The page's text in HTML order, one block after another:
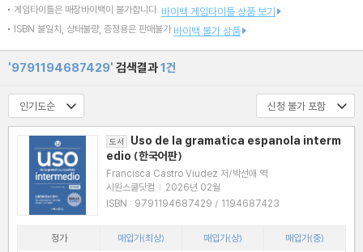
게임타이틀은 매장바이백이 불가합니다. 바이백 게임타이틀 상품 보기
ISBN 불일치, 상태불량, 증정용은 판매불가 바이백 불가 상품
'9791194687429' 검색결과1건
도서
Uso de la gramatica espanola interm
edio (한국어판)
Francisca Castro Viudez 저/박선애 역
시원스쿨닷컴 | 2026년 02월
ISBN : 9791194687429 / 1194687423
정가 매입가(최상) 매입가(상)
매입가(중)